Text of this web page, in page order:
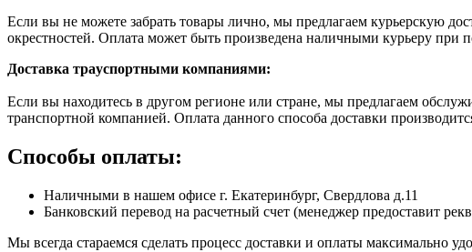
Если вы не можете забрать товары лично, мы предлагаем курьерскую
окрестностей. Оплата может быть произведена наличными курьеру
Доставка траyспортными компаниями:
Если вы находитесь в другом регионе или стране, мы предлагаем
транспортной компанией. Оплата данного способа доставки
Способы оплаты:
Наличными в нашем офисе г. Екатеринбург, Свердлова д.11
Банковский перевод на расчетный счет (менеджер предоставит
Мы всегда стараемся сделать процесс доставки и оплаты